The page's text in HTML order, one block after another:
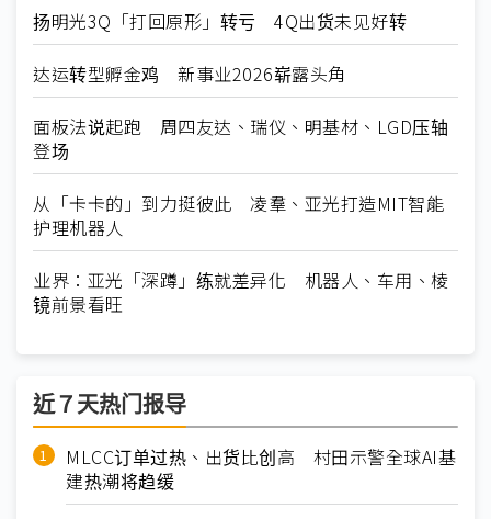
扬明光3Q「打回原形」转亏 4Q出货未见好转
达运转型孵金鸡 新事业2026崭露头角
面板法说起跑 周四友达、瑞仪、明基材、LGD压轴
登场
从「卡卡的」到力挺彼此 凌羣、亚光打造MIT智能
护理机器人
业界：亚光「深蹲」练就差异化 机器人、车用、棱
镜前景看旺
近７天热门报导
MLCC订单过热、出货比创高 村田示警全球AI基
建热潮将趋缓